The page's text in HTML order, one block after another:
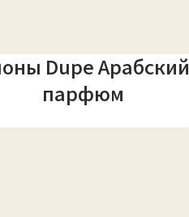
Dupe Арабский
парфюм